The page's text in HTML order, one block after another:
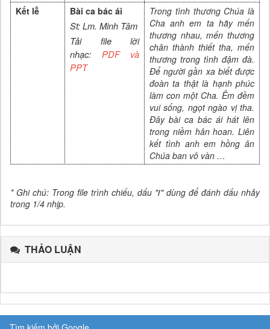
Kết lễ
Bài ca bác ái
St: Lm. Minh Tâm
Tải file lời
nhạc:
PDF và
PPT
Trong tình thương Chúa là
Cha anh em ta hãy mến
thương nhau, mến thương
chân thành thiết tha, mến
thương trong tình đậm đà.
Để người gần xa biết được
đoàn ta thật là hạnh phúc
làm con một Cha. Êm đềm
vui sống, ngọt ngào vị tha.
Đây bài ca bác ái hát lên
trong niềm hân hoan. Liên
kết tình anh em hồng ân
Chúa ban vô vàn …
* Ghi chú: Trong file trình chiếu, dấu "/" dùng để đánh dấu nhảy
trong 1/4 nhịp.
THẢO LUẬN